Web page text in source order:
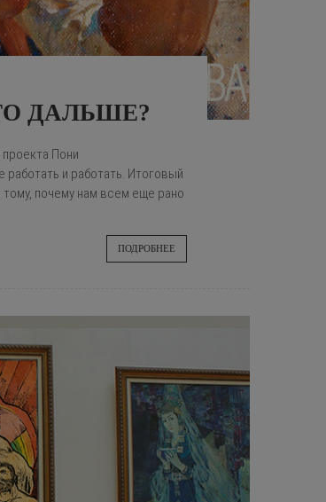
ДАЛЬШЕ?
Пони
и работать. Итоговый
почему нам всем еще рано
ПОДРОБНЕЕ